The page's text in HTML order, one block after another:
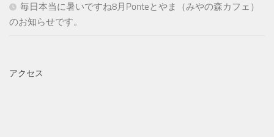
毎日本当に暑いですね8月Ponteとやま（みやの森カフェ）
のお知らせです。
アクセス